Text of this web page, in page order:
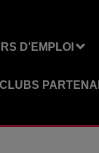
D'EMPLOI
CLUBS